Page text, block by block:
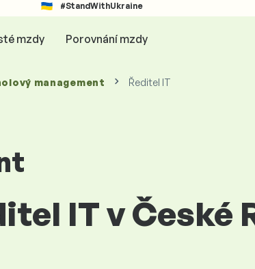
#StandWithUkraine
mzdy Porovnání mzdy
management Ředitel IT
IT v České